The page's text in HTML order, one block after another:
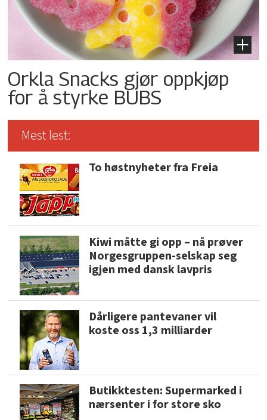
Orkla Snacks gjør oppkjøp
for å styrke BUBS
Mest lest:
To høstnyheter fra Freia
Kiwi måtte gi opp – nå prøver
Norgesgruppen-selskap seg
igjen med dansk lavpris
Dårligere pantevaner vil
koste oss 1,3 milliarder
Butikktesten: Supermarked i
nærsenter i for store sko